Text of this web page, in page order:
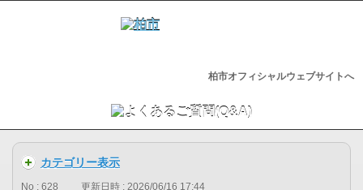
柏市オフィシャルウェブサイトへ
カテゴリー表示
No : 628 更新日時 : 2026/06/16 17:44